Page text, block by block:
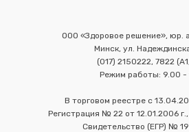
ООО «Здоровое решение», юр.
Минск, ул.
(017) 2150222, 7822
Режим работы: 9.00 -
В торговом реестре с
Регистрация № 22 от 12.01.2006
Свидетельство (ЕГР) №